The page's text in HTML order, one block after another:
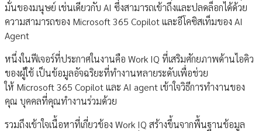
มั่นของมนุษย์ เช่นเดียวกับ AI ซึ่งสามารถเข้าถึงและปลดล็อกได้ด้วย
ความสามารถของ Microsoft 365 Copilot และอีโคซิสเท็มของ AI
Agent
หนึ่งในฟีเจอร์ที่ประกาศในงานคือ Work IQ ที่เสริมศักยภาพด้านไอคิว
ของผู้ใช้ เป็นข้อมูลอัจฉริยะที่ทำงานหลายระดับเพื่อช่วย
ให้ Microsoft 365 Copilot และ AI agent เข้าใจวิธีการทำงานของ
คุณ บุคคลที่คุณทำงานร่วมด้วย
รวมถึงเข้าใจเนื้อหาที่เกี่ยวข้อง Work IQ สร้างขึ้นจากพื้นฐานข้อมูล